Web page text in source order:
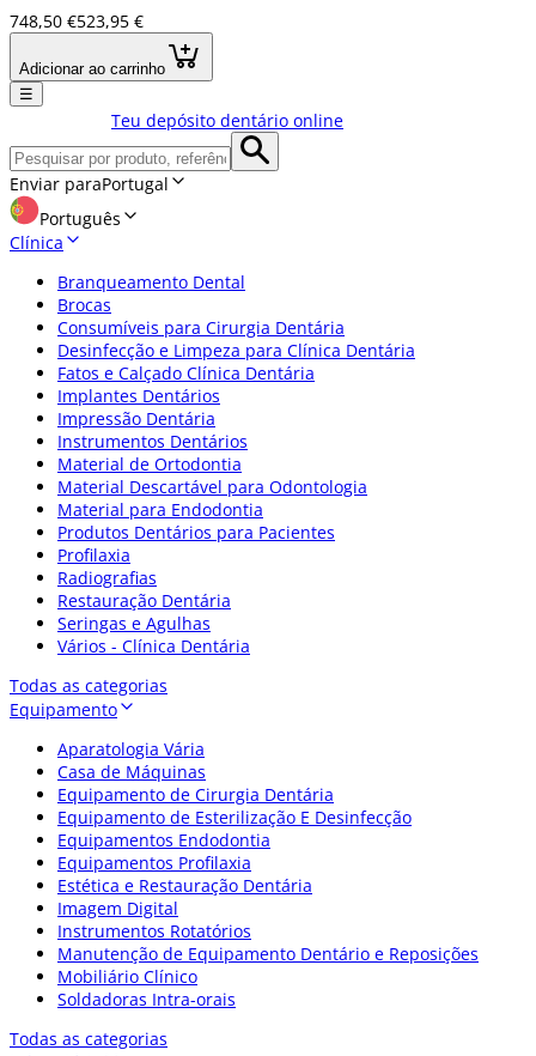
748,50 €523,95 €
Adicionar ao carrinho
☰
Teu depósito dentário online
Enviar paraPortugal
Português
Clínica
Branqueamento Dental
Brocas
Consumíveis para Cirurgia Dentária
Desinfecção e Limpeza para Clínica Dentária
Fatos e Calçado Clínica Dentária
Implantes Dentários
Impressão Dentária
Instrumentos Dentários
Material de Ortodontia
Material Descartável para Odontologia
Material para Endodontia
Produtos Dentários para Pacientes
Profilaxia
Radiografias
Restauração Dentária
Seringas e Agulhas
Vários - Clínica Dentária
Todas as categorias
Equipamento
Aparatologia Vária
Casa de Máquinas
Equipamento de Cirurgia Dentária
Equipamento de Esterilização E Desinfecção
Equipamentos Endodontia
Equipamentos Profilaxia
Estética e Restauração Dentária
Imagem Digital
Instrumentos Rotatórios
Manutenção de Equipamento Dentário e Reposições
Mobiliário Clínico
Soldadoras Intra-orais
Todas as categorias